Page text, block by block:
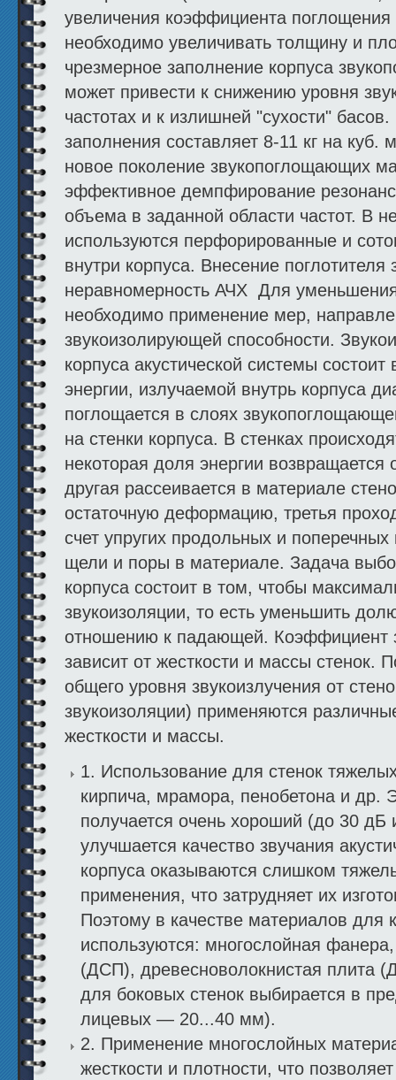
увеличения коэффициента поглощения
необходимо увеличивать толщину и
чрезмерное заполнение корпуса
может привести к снижению уровня
частотах и к излишней "сухости"
заполнения составляет 8-11 кг на
новое поколение звукопоглощающих
эффективное демпфирование
объема в заданной области частот. В
используются перфорированные и
внутри корпуса. Внесение поглотителя
неравномерность АЧХ Для уменьшения
необходимо применение мер,
звукоизолирующей способности.
корпуса акустической системы
энергии, излучаемой внутрь корпуса
поглощается в слоях
на стенки корпуса. В стенках
некоторая доля энергии возвращается
другая рассеивается в материале
остаточную деформацию, третья
счет упругих продольных и
щели и поры в материале. Задача
корпуса состоит в том, чтобы
звукоизоляции, то есть уменьшить
отношению к падающей. Коэффициент
зависит от жесткости и массы стенок.
общего уровня звукоизлучения от
звукоизоляции) применяются
жесткости и массы.
1. Использование для стенок
кирпича, мрамора, пенобетона и др.
получается очень хороший (до 30 дБ
улучшается качество звучания
корпуса оказываются слишком
применения, что затрудняет их
Поэтому в качестве материалов для
используются: многослойная
(ДСП), древесноволокнистая плита
для боковых стенок выбирается в
лицевых — 20...40 мм).
2. Применение многослойных
жесткости и плотности, что